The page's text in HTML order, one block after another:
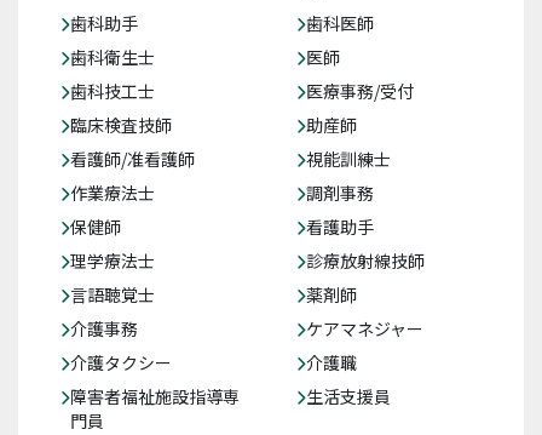
歯科助手
歯科医師
歯科衛生士
医師
歯科技工士
医療事務/受付
臨床検査技師
助産師
看護師/准看護師
視能訓練士
作業療法士
調剤事務
保健師
看護助手
理学療法士
診療放射線技師
言語聴覚士
薬剤師
介護事務
ケアマネジャー
介護タクシー
介護職
障害者福祉施設指導専
門員
生活支援員